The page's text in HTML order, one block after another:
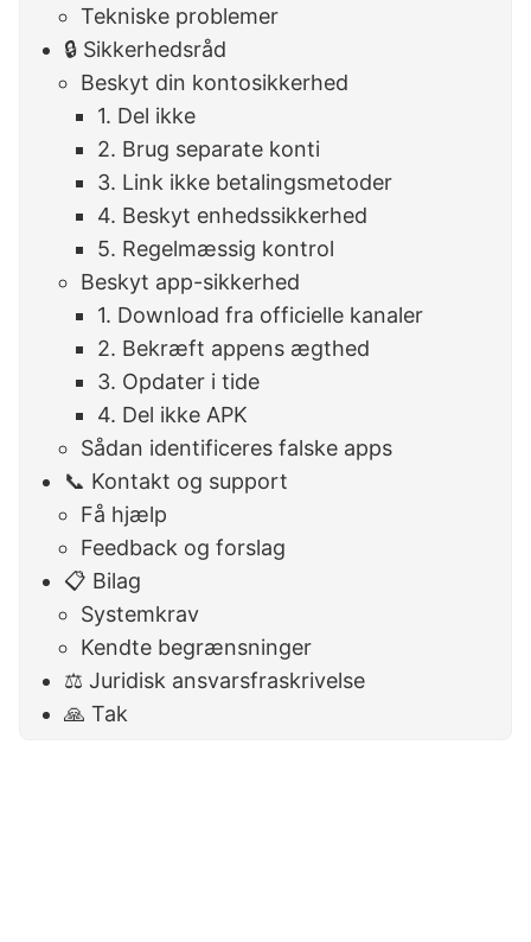
Tekniske problemer
🔒 Sikkerhedsråd
Beskyt din kontosikkerhed
1. Del ikke
2. Brug separate konti
3. Link ikke betalingsmetoder
4. Beskyt enhedssikkerhed
5. Regelmæssig kontrol
Beskyt app-sikkerhed
1. Download fra officielle kanaler
2. Bekræft appens ægthed
3. Opdater i tide
4. Del ikke APK
Sådan identificeres falske apps
📞 Kontakt og support
Få hjælp
Feedback og forslag
📋 Bilag
Systemkrav
Kendte begrænsninger
⚖️ Juridisk ansvarsfraskrivelse
🙏 Tak